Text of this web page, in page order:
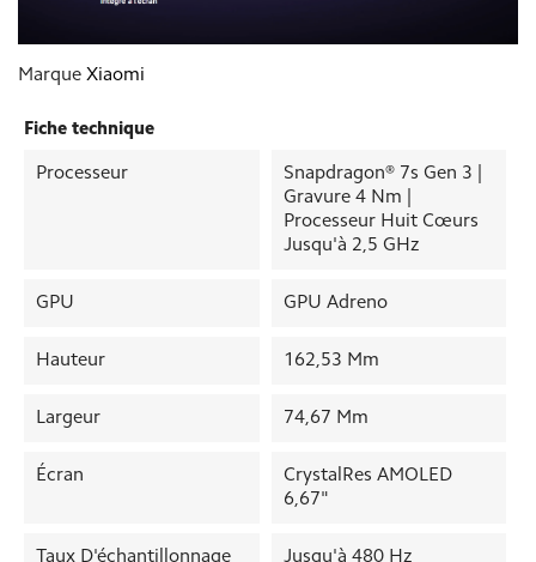
Marque Xiaomi
Fiche technique
Processeur
Snapdragon® 7s Gen 3 |
Gravure 4 Nm |
Processeur Huit Cœurs
Jusqu'à 2,5 GHz
GPU GPU Adreno
Hauteur 162,53 Mm
Largeur 74,67 Mm
Écran
CrystalRes AMOLED
6,67"
Taux D'échantillonnage Jusqu'à 480 Hz